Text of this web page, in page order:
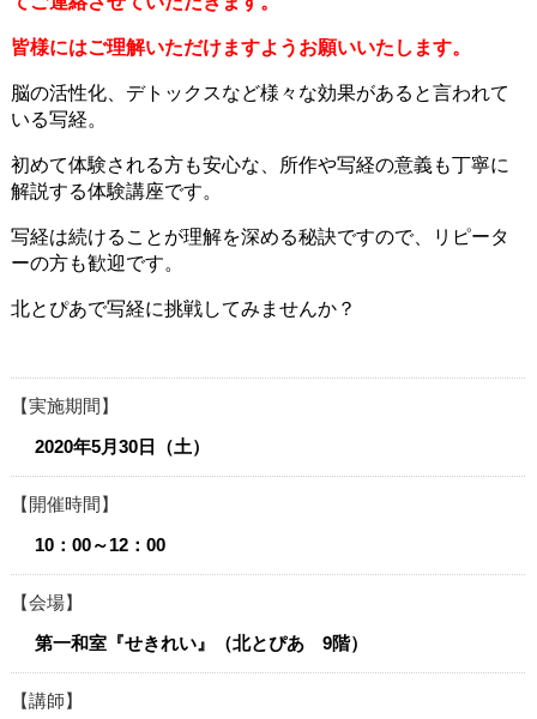
皆様にはご理解いただけますようお願いいたします。
脳の活性化、デトックスなど様々な効果があると言われて
いる写経。
初めて体験される方も安心な、所作や写経の意義も丁寧に
解説する体験講座です。
写経は続けることが理解を深める秘訣ですので、リピータ
ーの方も歓迎です。
北とぴあで写経に挑戦してみませんか？
実施期間
2020年5月30日（土）
開催時間
10：00～12：00
会場
第一和室『せきれい』（北とぴあ 9階）
講師